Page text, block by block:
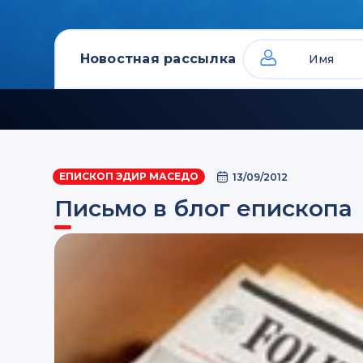
Новостная рассылка
ЕПИСКОП ЭДИР МАСЕДО 13/09/2012
Письмо в блог епископа